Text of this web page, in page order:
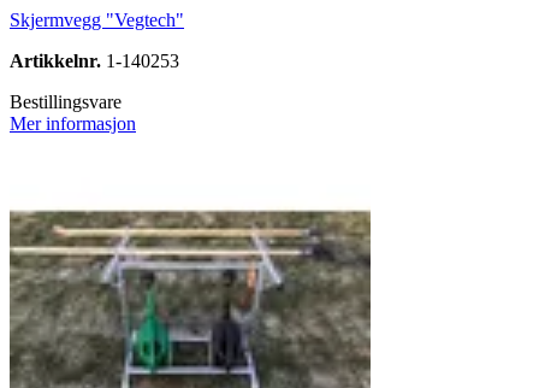
Skjermvegg "Vegtech"
Artikkelnr. 1-140253
Bestillingsvare
Mer informasjon